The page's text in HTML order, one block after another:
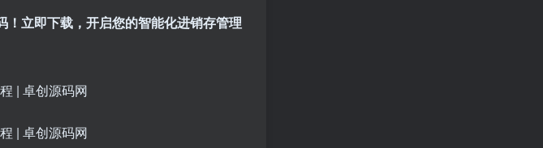
立即下载，开启您的智能化进销存管理